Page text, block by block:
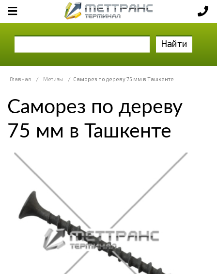
Найти
Главная / Метизы / Саморез по дереву 75 мм в Ташкенте
Саморез по дереву
75 мм в Ташкенте